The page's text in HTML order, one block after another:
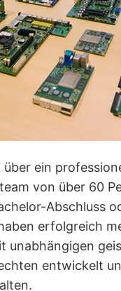
ein
von über 60
Abschluss
erfolgreich
unabhängigen
entwickelt